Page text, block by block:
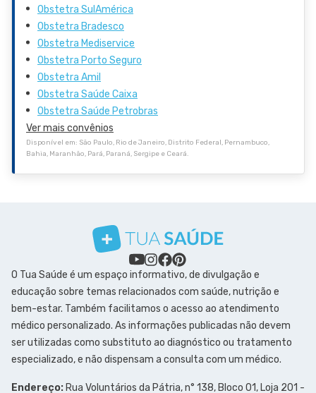
Obstetra SulAmérica
Obstetra Bradesco
Obstetra Mediservice
Obstetra Porto Seguro
Obstetra Amil
Obstetra Saúde Caixa
Obstetra Saúde Petrobras
Ver mais convênios
Disponível em: São Paulo, Rio de Janeiro, Distrito Federal, Pernambuco,
Bahia, Maranhão, Pará, Paraná, Sergipe e Ceará.
O Tua Saúde é um espaço informativo, de divulgação e
educação sobre temas relacionados com saúde, nutrição e
bem-estar. Também facilitamos o acesso ao atendimento
médico personalizado. As informações publicadas não devem
ser utilizadas como substituto ao diagnóstico ou tratamento
especializado, e não dispensam a consulta com um médico.
Endereço:Rua Voluntários da Pátria, n° 138, Bloco 01, Loja 201 -